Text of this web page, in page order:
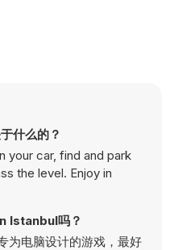
什么的？
your car, find and park
the level. Enjoy in
Istanbul吗？
为电脑设计的游戏，最好